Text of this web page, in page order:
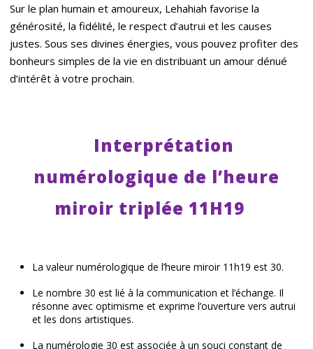
Sur le plan humain et amoureux, Lehahiah favorise la
générosité, la fidélité, le respect d’autrui et les causes
justes. Sous ses divines énergies, vous pouvez profiter des
bonheurs simples de la vie en distribuant un amour dénué
d’intérêt à votre prochain.
Interprétation
numérologique de l’heure
miroir triplée 11H19
La valeur numérologique de l’heure miroir 11h19 est 30.
Le nombre 30 est lié à la communication et l’échange. Il
résonne avec optimisme et exprime l’ouverture vers autrui
et les dons artistiques.
La numérologie 30 est associée à un souci constant de